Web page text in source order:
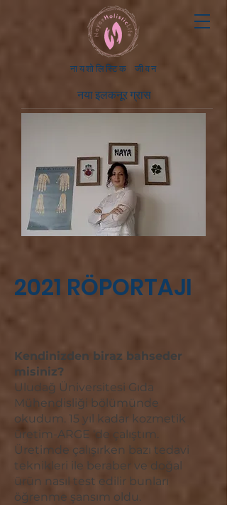
नायशोलिस्टिक जीवन
नया इलकनूर ग्रास
2021 RÖPORTAJI
Kendinizden biraz bahseder
misiniz?
Uludağ Üniversitesi Gıda
Mühendisliği bölümünde
okudum. 15 yıl kadar kozmetik
üretim-ARGE ‘de çalıştım.
Üretimde çalışırken bazı tedavi
teknikleri ile beraber ve doğal
ürün nasıl test edilir bunları
öğrenme şansım oldu.